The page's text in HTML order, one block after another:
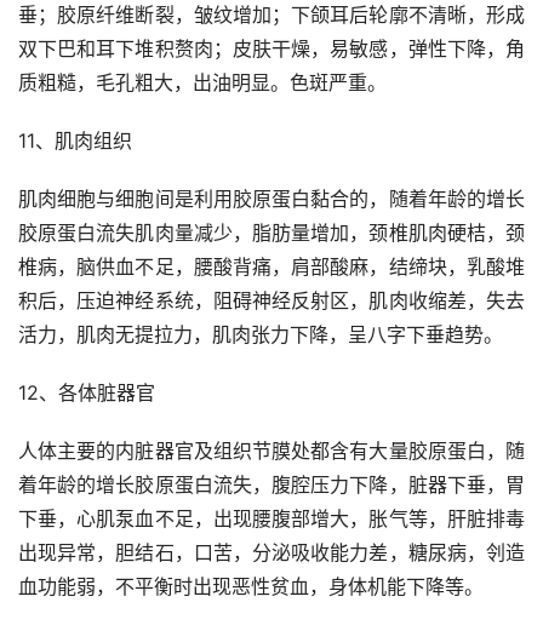
垂；胶原纤维断裂，皱纹增加；下颌耳后轮廓不清晰，形成
双下巴和耳下堆积赘肉；皮肤干燥，易敏感，弹性下降，角
质粗糙，毛孔粗大，出油明显。色斑严重。
11、肌肉组织
肌肉细胞与细胞间是利用胶原蛋白黏合的，随着年龄的增长
胶原蛋白流失肌肉量减少，脂肪量增加，颈椎肌肉硬桔，颈
椎病，脑供血不足，腰酸背痛，肩部酸麻，结缔块，乳酸堆
积后，压迫神经系统，阻碍神经反射区，肌肉收缩差，失去
活力，肌肉无提拉力，肌肉张力下降，呈八字下垂趋势。
12、各体脏器官
人体主要的内脏器官及组织节膜处都含有大量胶原蛋白，随
着年龄的增长胶原蛋白流失，腹腔压力下降，脏器下垂，胃
下垂，心肌泵血不足，出现腰腹部增大，胀气等，肝脏排毒
出现异常，胆结石，口苦，分泌吸收能力差，糖尿病，刢造
血功能弱，不平衡时出现恶性贫血，身体机能下降等。